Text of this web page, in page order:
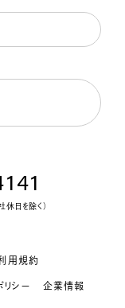
休日を除く）
用規約
リシー 企業情報